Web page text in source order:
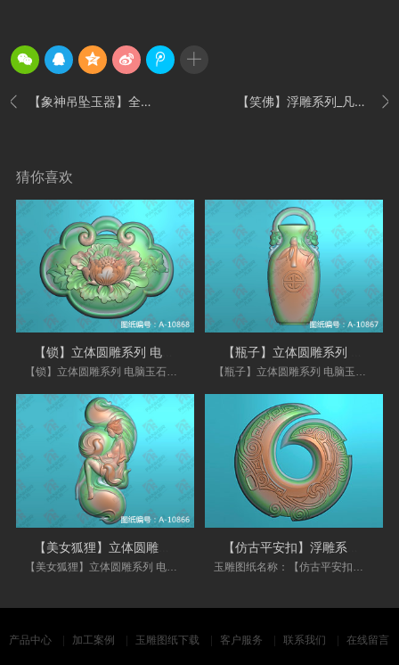
 【象神吊坠玉器】全自动电脑玉雕机_玉雕图纸下 
【笑佛】浮雕系列_凡刻数控玉雕机_玉雕图纸下载
猜你喜欢
【锁】立体圆雕系列 电脑玉石雕刻机图 【瓶子】立体圆雕系列 电脑玉石雕刻机图
【美女狐狸】立体圆雕系列 电脑玉石雕刻机图 玉雕图纸名称：【仿古平安扣】使用范围：翡翠
产品中心 加工案例 玉雕图纸下载 客户服务 联系我们 在线留言